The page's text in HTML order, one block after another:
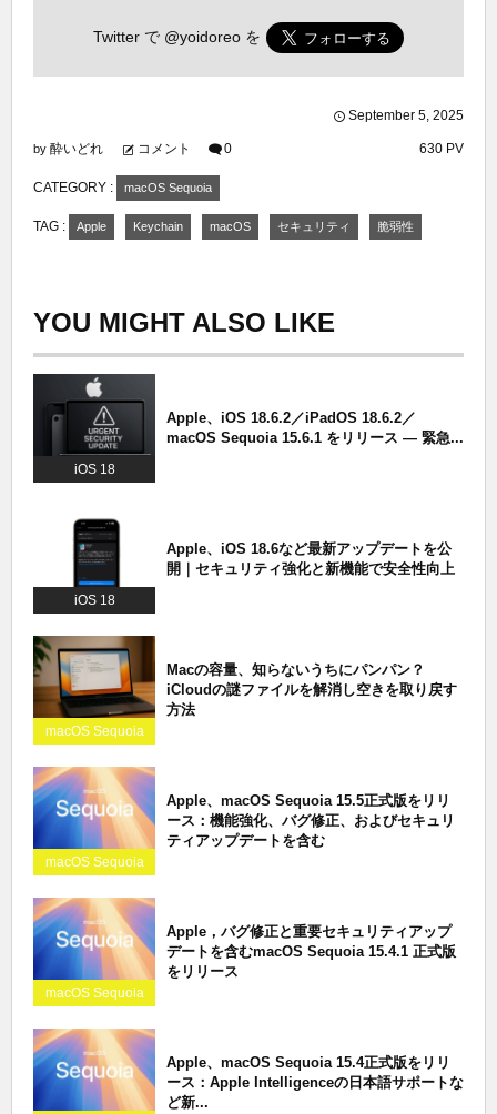
Twitter で @yoidoreo を
September 5 2025
by 酔いどれ コメント 0 630 PV
CATEGORY : macOS Sequoia
TAG : Apple Keychain macOS セキュリティ 脆弱性
YOU MIGHT ALSO LIKE
iOS 18
Apple、iOS 18.6.2／iPadOS 18.6.2／
macOS Sequoia 15.6.1 をリリース — 緊急...
iOS 18
Apple、iOS 18.6など最新アップデートを公
開｜セキュリティ強化と新機能で安全性向上
macOS Sequoia
Macの容量、知らないうちにパンパン？
iCloudの謎ファイルを解消し空きを取り戻す
方法
macOS Sequoia
Apple、macOS Sequoia 15.5正式版をリリ
ース：機能強化、バグ修正、およびセキュリ
ティアップデートを含む
macOS Sequoia
Apple，バグ修正と重要セキュリティアップ
デートを含むmacOS Sequoia 15.4.1 正式版
をリリース
Apple、macOS Sequoia 15.4正式版をリリ
ース：Apple Intelligenceの日本語サポートな
ど新...